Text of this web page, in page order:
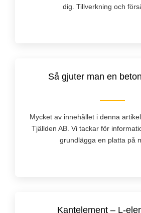
dig. Tillverkning och
Så gjuter man en
Mycket av innehållet i denna
Tjällden AB. Vi tackar för
grundlägga en platta på
Kantelement – L-